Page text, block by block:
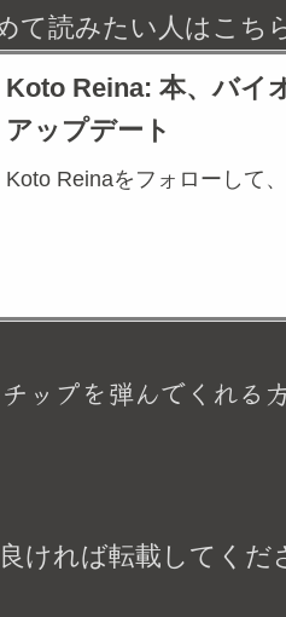
て読みたい人はこち
Koto Reina: 本、バイ
アップデート
Koto Reinaをフォローして
チップを弾んでくれる
ければ転載してくだ